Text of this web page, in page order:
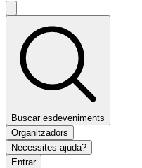
Buscar esdeveniments
Organitzadors
Necessites ajuda?
Entrar